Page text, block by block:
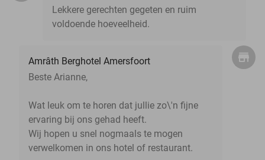
Lekkere gerechten gegeten en ruim
voldoende hoeveelheid.
Amrâth Berghotel Amersfoort
Beste Arianne,
Wat leuk om te horen dat jullie zo\'n fijne
ervaring bij ons gehad heeft.
Wij hopen u snel nogmaals te mogen
verwelkomen in ons hotel of restaurant.